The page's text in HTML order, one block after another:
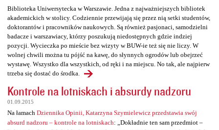
Biblioteka Uniwersytecka w Warszawie. Jedna z najważniejszych bibliotek
akademickich w stolicy. Codziennie przewijają się przez nią setki studentów,
doktorantów i pracowników naukowych. Są również pasjonaci, samodzielni
badacze i warszawiacy, którzy poszukują niedostępnych gdzie indziej
pozycji. Wycieczka po mieście bez wizyty w BUW-ie też się nie liczy. W
wolnej chwili można tu pójść na kawę, do słynnych ogrodów lub obejrzeć
wystawę. Wszystko dla wszystkich, od ręki i na miejscu. No tak, ale najpierw
trzeba się dostać do środka.
Kontrole na lotniskach i absurdy nadzoru
01.09.2015
Na łamach Dziennika Opinii, Katarzyna Szymielewicz przedstawia swój
absurd nadzoru – kontrole na lotniskach: „Dokładnie ten sam przedmiot –